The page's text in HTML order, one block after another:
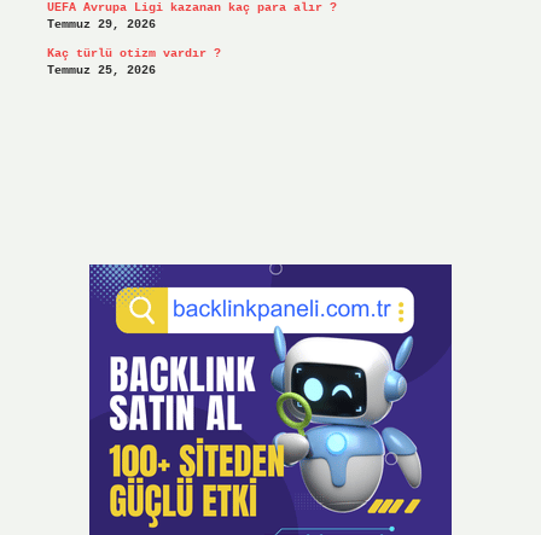
UEFA Avrupa Ligi kazanan kaç para alır ?
Temmuz 29, 2026
Kaç türlü otizm vardır ?
Temmuz 25, 2026